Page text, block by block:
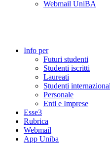
Webmail UniBA
Info per
Futuri studenti
Studenti iscritti
Laureati
Studenti
Personale
Enti e Imprese
Esse3
Rubrica
Webmail
App Uniba